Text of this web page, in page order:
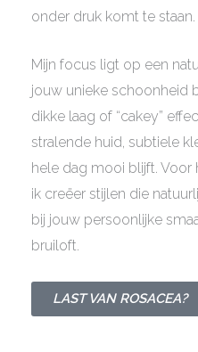
onder druk komt te staan.
Mijn focus ligt op een
jouw unieke schoonheid
dikke laag of “cakey”
stralende huid, subtiele
hele dag mooi blijft.
ik creëer stijlen die
bij jouw persoonlijke
bruiloft.
LAST VAN ROSACEA?